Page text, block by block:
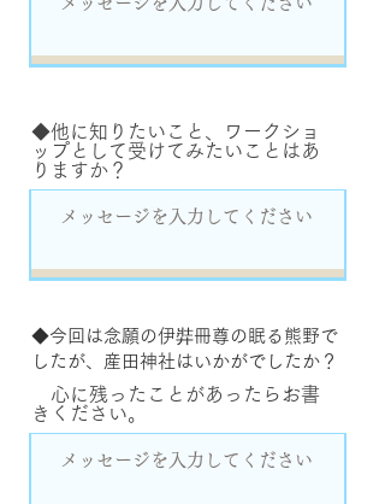
◆他に知りたいこと、ワークショ
ップとして受けてみたいことはあ
りますか？
◆今回は念願の伊弉冊尊の眠る熊野で
したが、産田神社はいかがでしたか？
心に残ったことがあったらお書
きください。